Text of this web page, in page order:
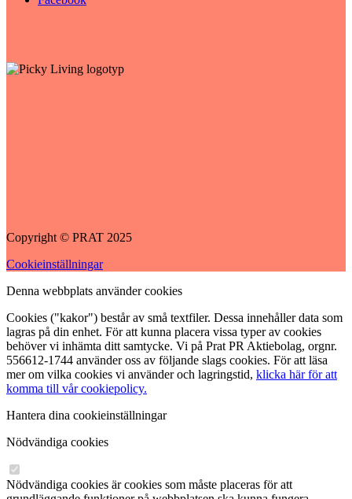
Copyright © PRAT 2025
Cookieinställningar
Denna webbplats använder cookies
Cookies ("kakor") består av små textfiler. Dessa innehåller data som
lagras på din enhet. För att kunna placera vissa typer av cookies
behöver vi inhämta ditt samtycke. Vi på Prat PR Aktiebolag, orgnr.
556612-1744 använder oss av följande slags cookies. För att läsa
mer om vilka cookies vi använder och lagringstid, klicka här för att
komma till vår cookiepolicy.
Hantera dina cookieinställningar
Nödvändiga cookies
Nödvändiga cookies är cookies som måste placeras för att